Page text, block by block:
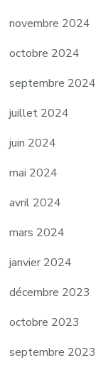
novembre 2024
octobre 2024
septembre 2024
juillet 2024
juin 2024
mai 2024
avril 2024
mars 2024
janvier 2024
décembre 2023
octobre 2023
septembre 2023